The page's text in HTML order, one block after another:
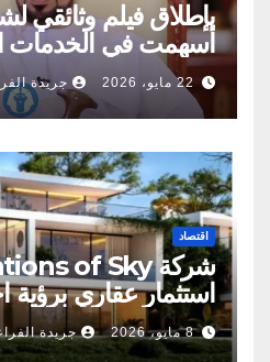
بإطلاق فيلم وثائقي
أسهمت في الخدمات
22 مايو، 2026 جريدة
اقتصاد
استثمار عقاري برؤية
8 مايو، 2026 جريدة